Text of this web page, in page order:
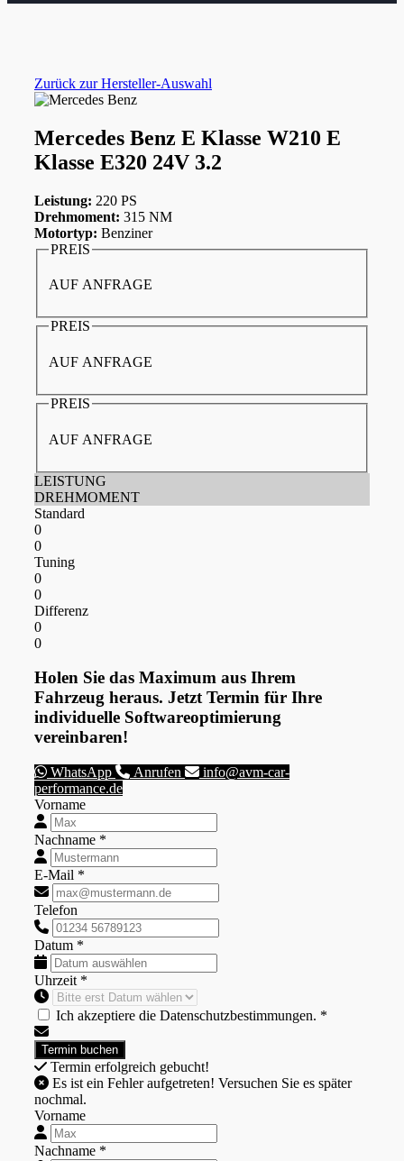
Zurück zur Hersteller-Auswahl
Mercedes Benz E Klasse W210 E
Klasse E320 24V 3.2
Leistung: 220 PS
Drehmoment: 315 NM
Motortyp: Benziner
PREIS
AUF ANFRAGE
PREIS
AUF ANFRAGE
PREIS
AUF ANFRAGE
LEISTUNG
DREHMOMENT
Standard
0
0
Tuning
0
0
Differenz
0
0
Holen Sie das Maximum aus Ihrem
Fahrzeug heraus. Jetzt Termin für Ihre
individuelle Softwareoptimierung
vereinbaren!
WhatsApp Anrufen
info@avm-car-
performance.de
Vorname
Nachname *
E-Mail *
Telefon
Datum *
Uhrzeit *
Ich akzeptiere die Datenschutzbestimmungen. *
Termin erfolgreich gebucht!
nochmal.
Vorname
Nachname *